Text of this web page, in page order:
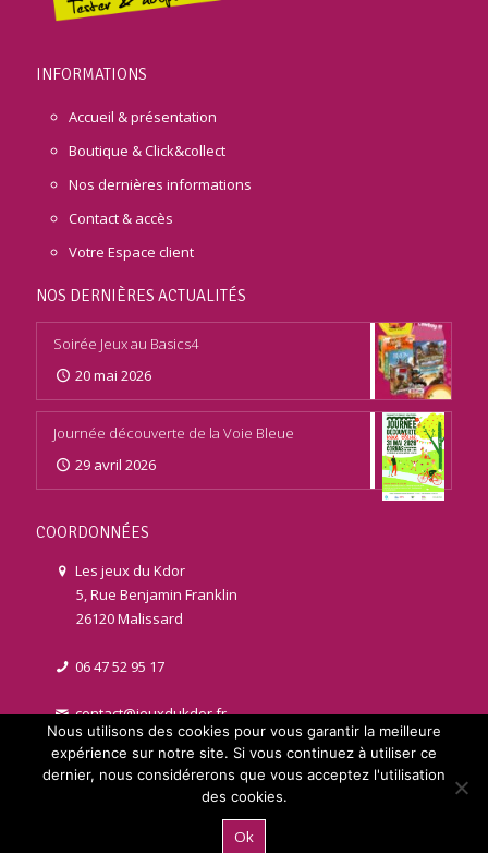
INFORMATIONS
Accueil & présentation
Boutique & Click&collect
Nos dernières informations
Contact & accès
Votre Espace client
NOS DERNIÈRES ACTUALITÉS
Soirée Jeux au Basics4
20 mai 2026
Journée découverte de la Voie Bleue
29 avril 2026
COORDONNÉES
Les jeux du Kdor
5, Rue Benjamin Franklin
26120 Malissard
06 47 52 95 17
contact@jeuxdukdor.fr
© 2021 jeuxdukdor.fr | Réalisé parLicom Développement
Mentions légales
Nous utilisons des cookies pour vous garantir la meilleure
expérience sur notre site. Si vous continuez à utiliser ce
dernier, nous considérerons que vous acceptez l'utilisation
des cookies.
Ok